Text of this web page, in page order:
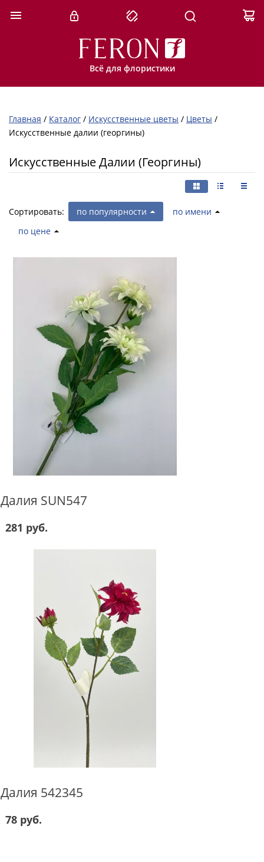
Всё для флористики
Главная / Каталог / Искусственные цветы / Цветы /
Искусственные далии (георгины)
Искусственные Далии (Георгины)
Сортировать: по популярности
по имени
по цене
Далия SUN547
281 руб.
Далия 542345
78 руб.